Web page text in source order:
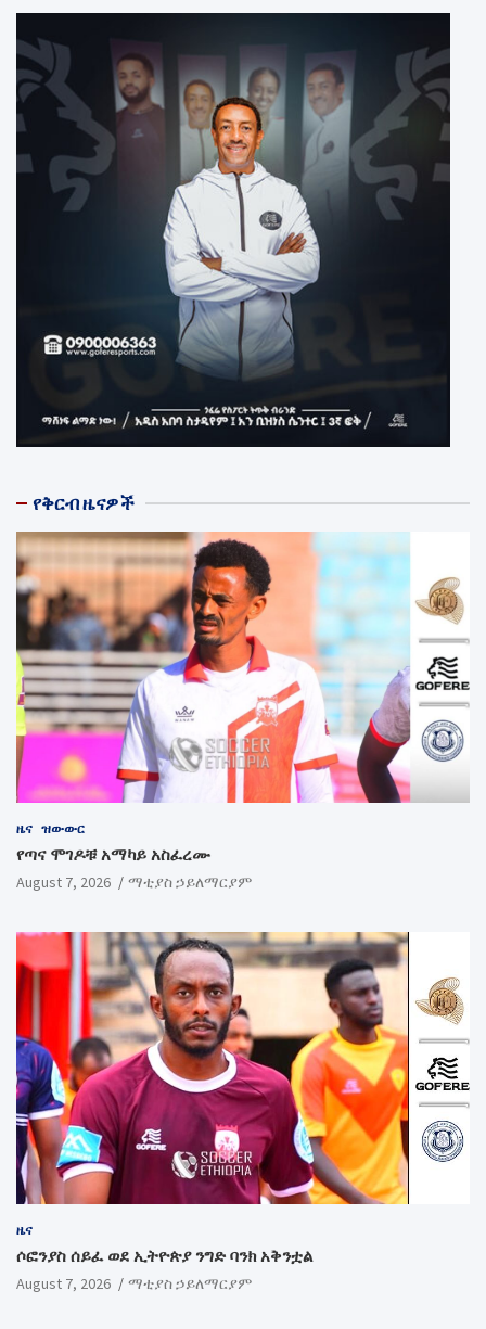
የቅርብ ዜናዎች
ዜና ዝውውር
የጣና ሞገዶቹ አማካይ አስፈረሙ
August 7, 2026 ማቲያስ ኃይለማርያም
ዜና
ሶፎንያስ ሰይፈ ወደ ኢትዮጵያ ንግድ ባንክ አቅንቷል
August 7, 2026 ማቲያስ ኃይለማርያም